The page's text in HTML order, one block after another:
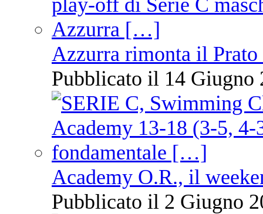
Azzurra rimonta il Prato
Pubblicato il 14 Giugno
Academy O.R., il
Pubblicato il 2 Giugno